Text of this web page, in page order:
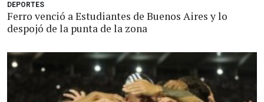
DEPORTES
Ferro venció a Estudiantes de Buenos Aires y lo
despojó de la punta de la zona